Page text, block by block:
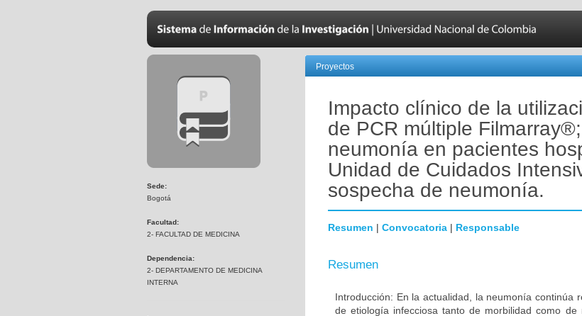
Sede:
Bogotá
Facultad:
2- FACULTAD DE MEDICINA
Dependencia:
2- DEPARTAMENTO DE MEDICINA
INTERNA
Proyectos
Impacto clínico de la
de PCR múltiple
neumonía en pacientes
Unidad de Cuidados
sospecha de neumonía.
Resumen | Convocatoria | Responsable
Resumen
Introducción: En la actualidad, la neumonía continúa
de etiología infecciosa tanto de morbilidad como